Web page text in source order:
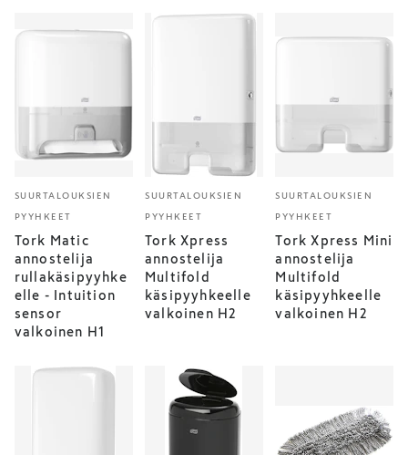
SUURTALOUKSIEN
PYYHKEET
Tork Matic
annostelija
rullakäsipyyhke
elle - Intuition
sensor
valkoinen H1
SUURTALOUKSIEN
PYYHKEET
Tork Xpress
annostelija
Multifold
käsipyyhkeelle
valkoinen H2
SUURTALOUKSIEN
PYYHKEET
Tork Xpress Mini
annostelija
Multifold
käsipyyhkeelle
valkoinen H2